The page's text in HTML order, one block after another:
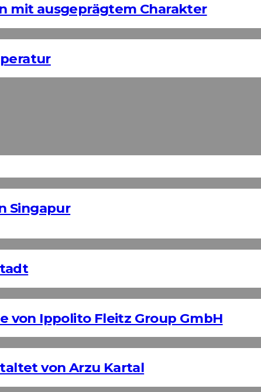
mit ausgeprägtem Charakter
Singapur
von Ippolito Fleitz Group GmbH
von Arzu Kartal